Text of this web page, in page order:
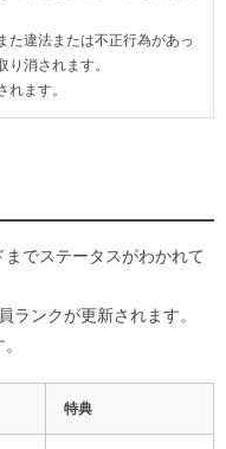
た違法または不正行為があっ
消されます。
ます。
でステータスがわかれて
ランクが更新されます。
特典